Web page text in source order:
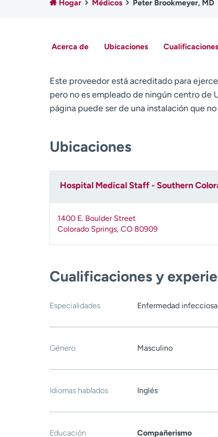
Hogar Médicos Peter Brookmeyer, MD
Acerca de Ubicaciones
Este proveedor está acreditado para
pero no es empleado de ningún centro de
página puede ser de una instalación que
Ubicaciones
Hospital Medical Staff - Southern
1400 E. Boulder Street
Colorado Springs, CO 80909
Cualificaciones y
Especialidades Enfermedad infecciosa
Género Masculino
Idiomas hablados Inglés
Educación
Compañerismo